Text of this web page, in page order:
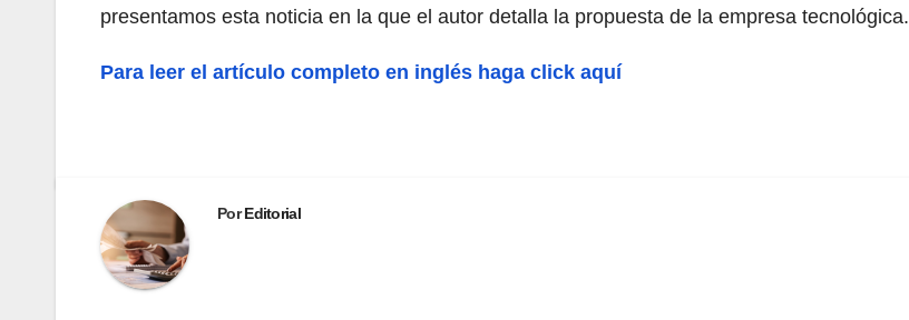
presentamos esta noticia en la que el autor detalla la propuesta de la empresa tecnológica.
Para leer el artículo completo en inglés haga click aquí
PorEditorial